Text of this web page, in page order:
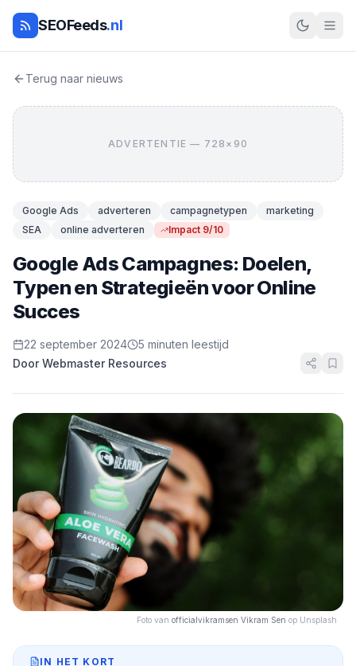
SEOFeeds.nl
Terug naar nieuws
ADVERTENTIE — 728×90
Google Ads adverteren campagnetypen
marketing
SEA
online adverteren Impact 9/10
Google Ads Campagnes: Doelen,
Typen en Strategieën voor Online
Succes
22 september 2024
5 minuten leestijd
Door Webmaster Resources
Foto van officialvikramsen Vikram Sen op Unsplash
IN HET KORT